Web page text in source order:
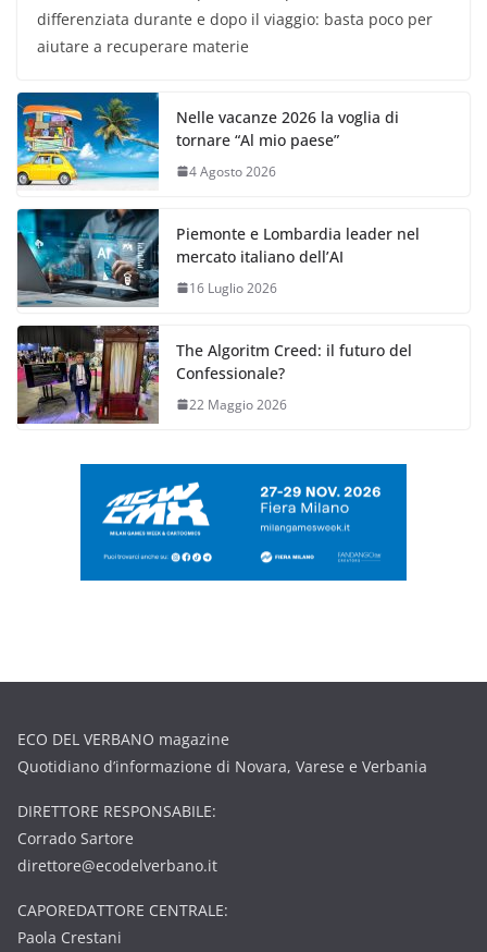
differenziata durante e dopo il viaggio: basta poco per
aiutare a recuperare materie
Nelle vacanze 2026 la voglia di
tornare “Al mio paese”
4 Agosto 2026
Piemonte e Lombardia leader nel
mercato italiano dell’AI
16 Luglio 2026
The Algoritm Creed: il futuro del
Confessionale?
22 Maggio 2026
ECO DEL VERBANO magazine
Quotidiano d’informazione di Novara, Varese e Verbania
DIRETTORE RESPONSABILE:
Corrado Sartore
direttore@ecodelverbano.it
CAPOREDATTORE CENTRALE:
Paola Crestani